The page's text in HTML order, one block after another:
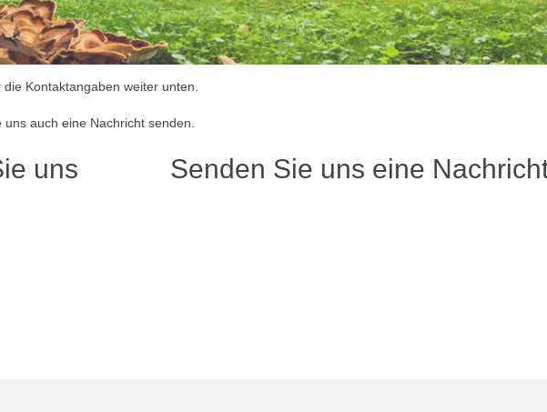
Kontaktangaben weiter unten.
auch eine Nachricht senden.
uns Senden Sie uns eine